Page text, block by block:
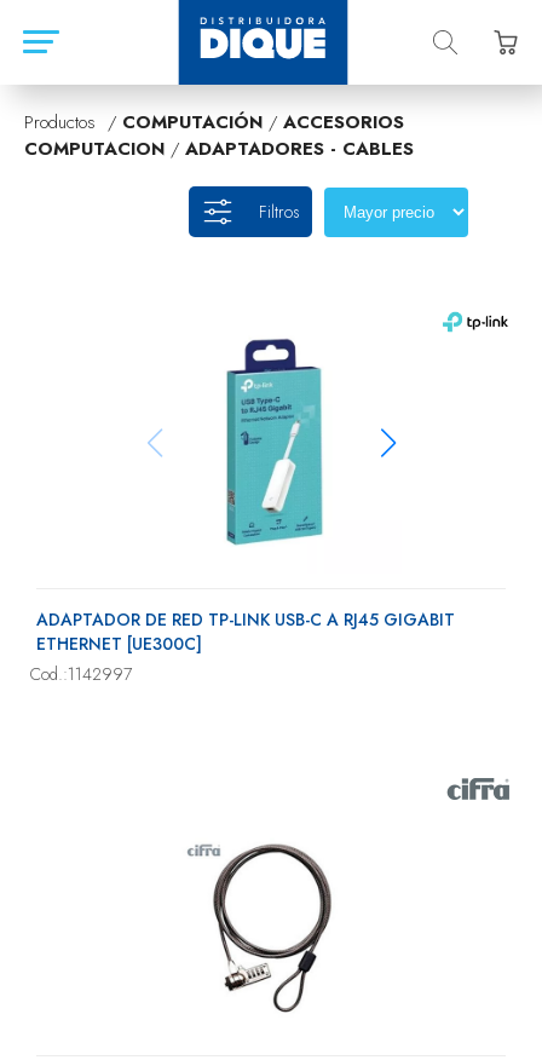
Productos / COMPUTACIÓN / ACCESORIOS
COMPUTACION / ADAPTADORES - CABLES
Filtros
ADAPTADOR DE RED TP-LINK USB-C A RJ45 GIGABIT
ETHERNET [UE300C]
Cod.:1142997